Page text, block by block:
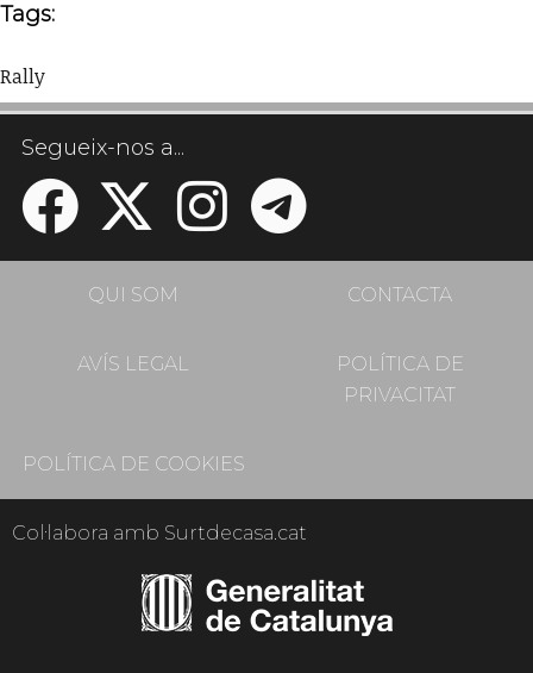
Tags:
Rally
Segueix-nos a...
QUI SOM CONTACTA
AVÍS LEGAL
POLÍTICA DE
PRIVACITAT
POLÍTICA DE COOKIES
Col·labora amb Surtdecasa.cat